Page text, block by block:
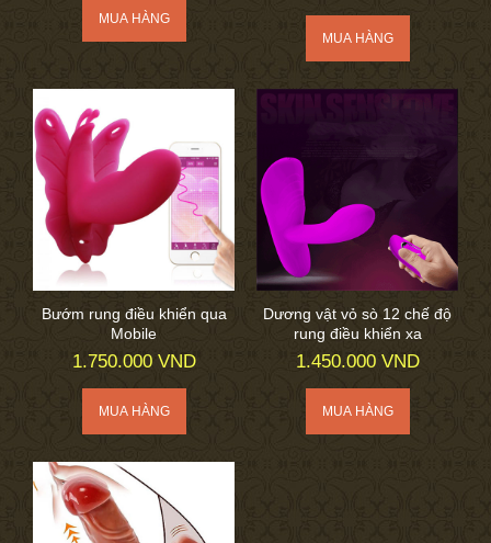
Bướm rung điều khiển qua
Mobile
1.750.000 VND
Dương vật vỏ sò 12 chế độ
rung điều khiển xa
1.450.000 VND